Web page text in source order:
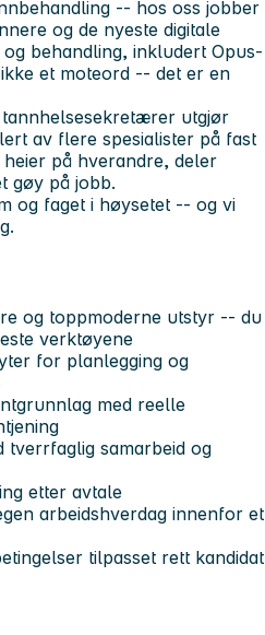
-- hos oss jobber
og de nyeste digitale
behandling, inkludert Opus-
et moteord -- det er en
utgjør
av flere spesialister på fast
på hverandre, deler
gøy på jobb.
og faget i høysetet -- og vi
og toppmoderne utstyr -- du
verktøyene
for planlegging og
med reelle
tverrfaglig samarbeid og
etter avtale
arbeidshverdag innenfor et
tilpasset rett kandidat